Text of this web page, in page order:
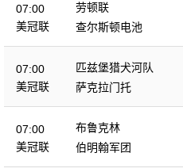
07:00
美冠联
劳顿联
查尔斯顿电池
07:00
美冠联
匹兹堡猎犬河队
萨克拉门托
07:00
美冠联
布鲁克林
伯明翰军团